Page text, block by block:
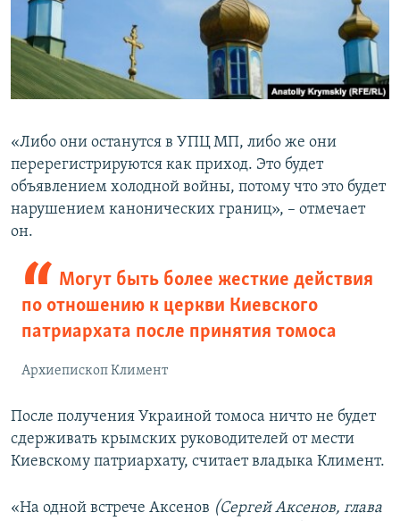
«Либо они останутся в УПЦ МП, либо же они
перерегистрируются как приход. Это будет
объявлением холодной войны, потому что это будет
нарушением канонических границ», – отмечает
он.
Могут быть более жесткие действия
по отношению к церкви Киевского
патриархата после принятия томоса
Архиепископ Климент
После получения Украиной томоса ничто не будет
сдерживать крымских руководителей от мести
Киевскому патриархату, считает владыка Климент.
«На одной встрече Аксенов (Сергей Аксенов, глава